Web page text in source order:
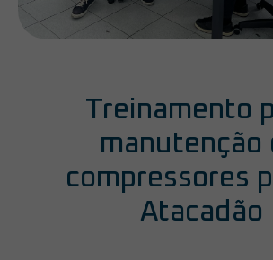
Treinamento
manutenção
compressores
Atacadão